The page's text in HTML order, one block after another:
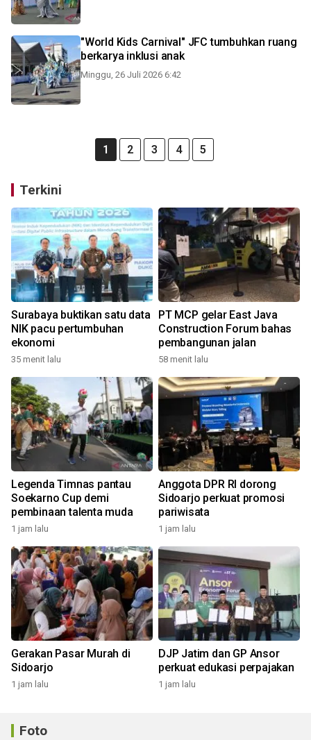
"World Kids Carnival" JFC tumbuhkan ruang
berkarya inklusi anak
Minggu, 26 Juli 2026 6:42
1 2 3 4 5
Terkini
Surabaya buktikan satu data
NIK pacu pertumbuhan
ekonomi
35 menit lalu
PT MCP gelar East Java
Construction Forum bahas
pembangunan jalan
58 menit lalu
Legenda Timnas pantau
Soekarno Cup demi
pembinaan talenta muda
1 jam lalu
Anggota DPR RI dorong
Sidoarjo perkuat promosi
pariwisata
1 jam lalu
Gerakan Pasar Murah di
Sidoarjo
1 jam lalu
DJP Jatim dan GP Ansor
perkuat edukasi perpajakan
1 jam lalu
Foto